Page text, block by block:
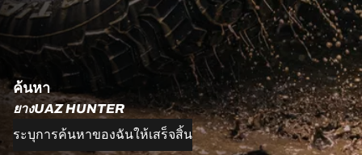
ค้นหา
ยางUAZ HUNTER
ระบุการค้นหาของฉันให้เสร็จสิ้น